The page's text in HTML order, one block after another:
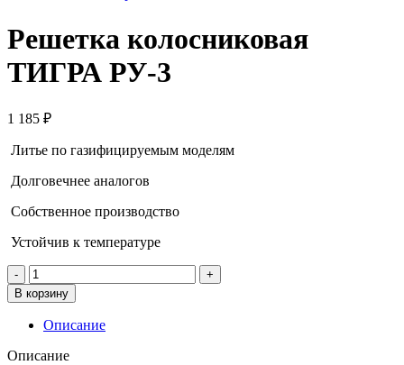
Решетка колосниковая
ТИГРА РУ-3
1 185 ₽
Литье по газифицируемым моделям
Долговечнее аналогов
Собственное производство
Устойчив к температуре
Количество
товара
Решетка
колосниковая
ТИГРА
РУ-3
В корзину
Описание
Описание